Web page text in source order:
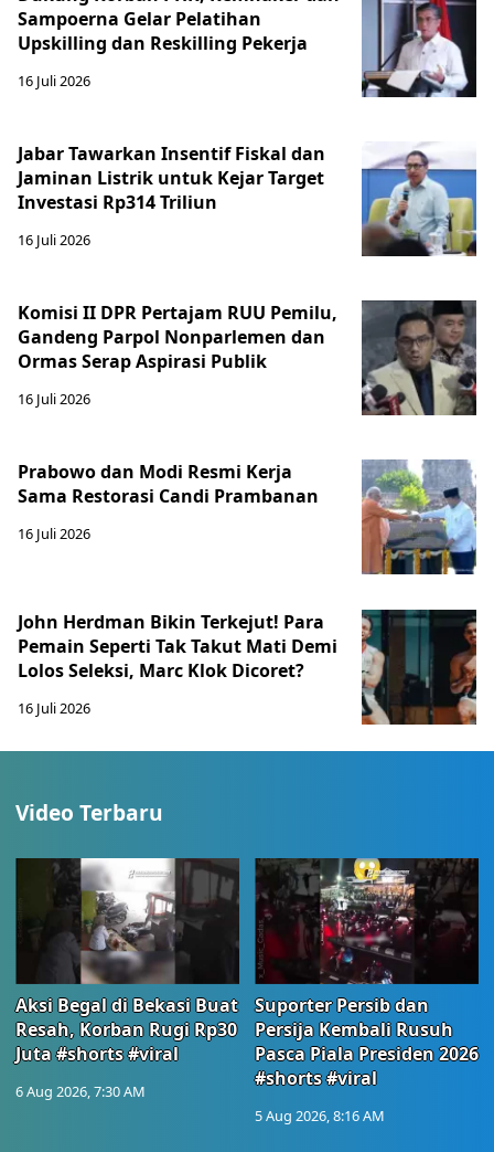
Sampoerna Gelar Pelatihan
Upskilling dan Reskilling Pekerja
16 Juli 2026
Jabar Tawarkan Insentif Fiskal dan
Jaminan Listrik untuk Kejar Target
Investasi Rp314 Triliun
16 Juli 2026
Komisi II DPR Pertajam RUU Pemilu,
Gandeng Parpol Nonparlemen dan
Ormas Serap Aspirasi Publik
16 Juli 2026
Prabowo dan Modi Resmi Kerja
Sama Restorasi Candi Prambanan
16 Juli 2026
John Herdman Bikin Terkejut! Para
Pemain Seperti Tak Takut Mati Demi
Lolos Seleksi, Marc Klok Dicoret?
16 Juli 2026
Video Terbaru
Aksi Begal di Bekasi Buat
Resah, Korban Rugi Rp30
Juta #shorts #viral
6 Aug 2026, 7:30 AM
Suporter Persib dan
Persija Kembali Rusuh
Pasca Piala Presiden 2026
#shorts #viral
5 Aug 2026, 8:16 AM